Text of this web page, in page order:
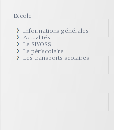
L'école
Informations générales
Actualités
Le SIVOSS
Le périscolaire
Les transports scolaires